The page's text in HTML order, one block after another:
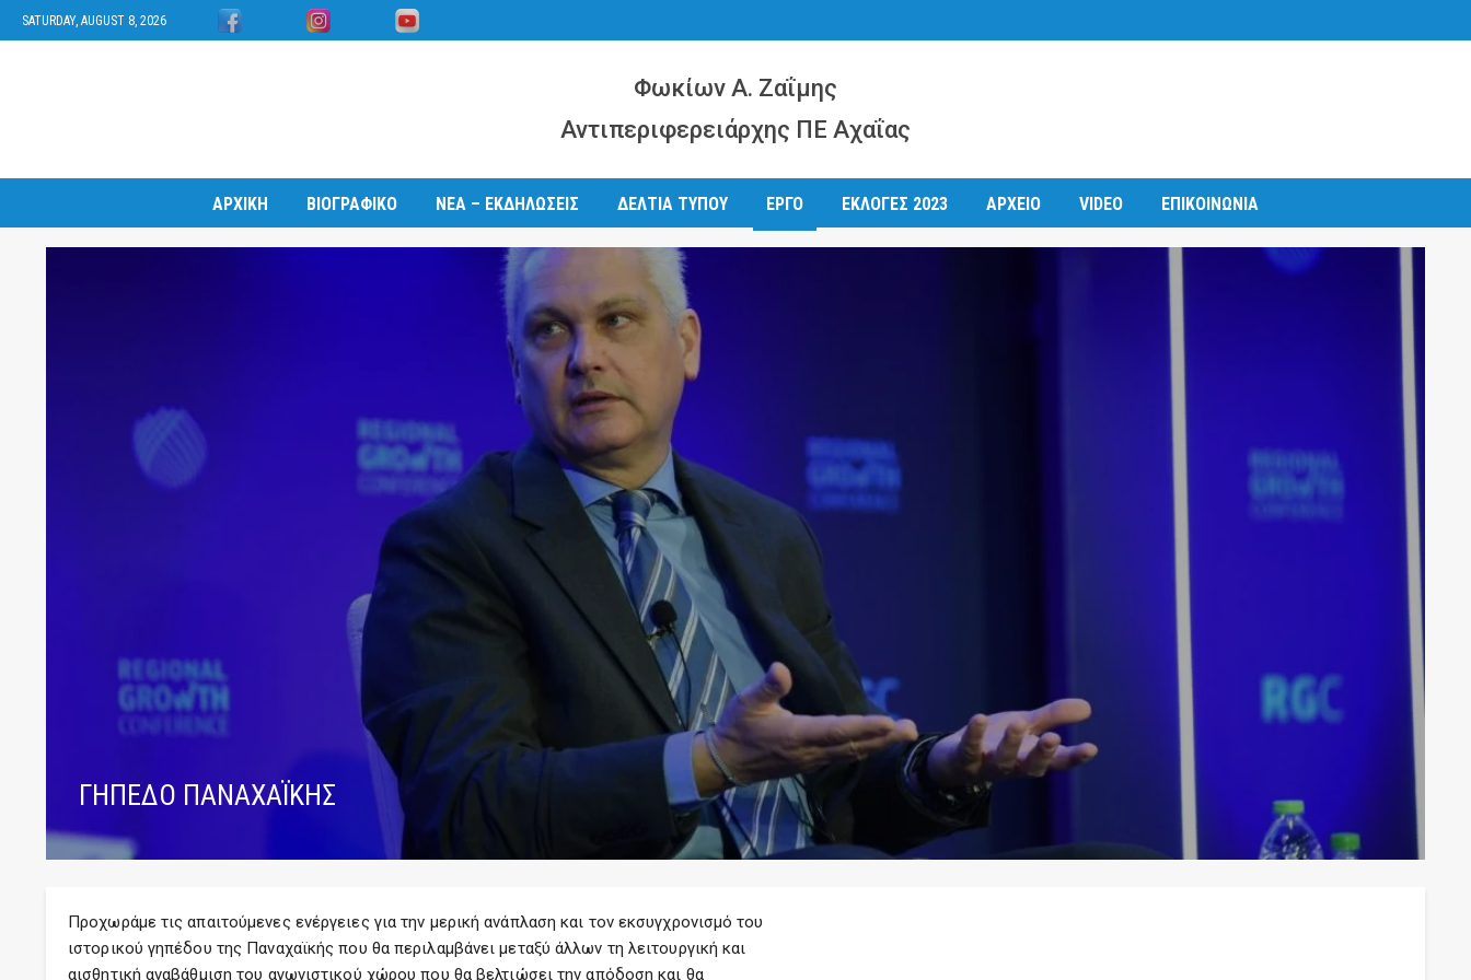
SATURDAY, AUGUST 8, 2026
Φωκίων Α. Ζαΐμης
Αντιπεριφερειάρχης ΠΕ Αχαΐας
ΑΡΧΙΚΗ ΒΙΟΓΡΑΦΙΚΟ ΝΕΑ – ΕΚΔΗΛΩΣΕΙΣ ΔΕΛΤΙΑ ΤΥΠΟΥ ΕΡΓΟ ΕΚΛΟΓΕΣ 2023 ΑΡΧΕΙΟ VIDEO ΕΠΙΚΟΙΝΩΝΙΑ
ΓΗΠΕΔΟ ΠΑΝΑΧΑΪΚΗΣ
Προχωράμε τις απαιτούμενες ενέργειες για την μερική ανάπλαση και τον εκσυγχρονισμό του
ιστορικού γηπέδου της Παναχαϊκής που θα περιλαμβάνει μεταξύ άλλων τη λειτουργική και
αισθητική αναβάθμιση του αγωνιστικού χώρου που θα βελτιώσει την απόδοση και θα